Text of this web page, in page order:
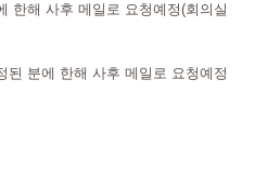
해 사후 메일로 요청예정(회의실
분에 한해 사후 메일로 요청예정